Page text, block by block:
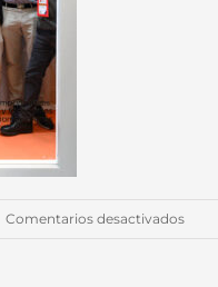
Comentarios desactivadosen